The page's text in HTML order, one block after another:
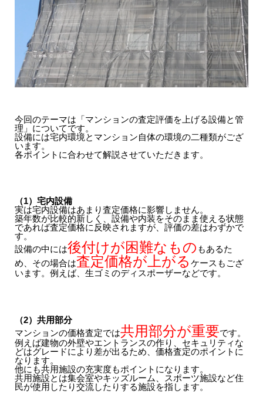
今回のテーマは「マンションの査定評価を上げる設備と管
理」についてです。
設備には宅内環境とマンション自体の環境の二種類がござ
います。
各ポイントに合わせて解説させていただきます。
（1）宅内設備
実は宅内設備はあまり査定価格に影響しません。
築年数が比較的新しく、設備や内装をそのまま使える状態
であれば査定価格に反映されますが、評価の差はわずかで
す。
設備の中には後付けが困難なもの もあるた
め、その場合は査定価格が上がる ケースもござ
います。例えば、生ゴミのディスポーザーなどです。
（2）共用部分
マンションの価格査定では共用部分が重要です。
例えば建物の外壁やエントランスの作り、セキュリティな
どはグレードにより差が出るため、価格査定のポイントに
なります。
他にも共用施設の充実度もポイントになります。
共用施設とは集会室やキッズルーム、スポーツ施設など住
民が使用したり交流したりする施設を指します。